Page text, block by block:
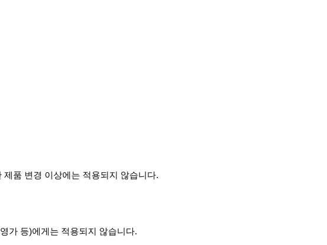
품 변경 이상에는 적용되지 않습니다.
가 등)에게는 적용되지 않습니다.